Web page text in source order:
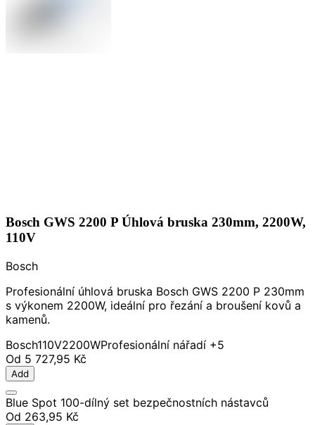
Bosch GWS 2200 P Úhlová bruska 230mm, 2200W,
110V
Bosch
Profesionální úhlová bruska Bosch GWS 2200 P 230mm
s výkonem 2200W, ideální pro řezání a broušení kovů a
kamenů.
Bosch110V2200WProfesionální nářadí +5
Od 5 727,95 Kč
Add
Blue Spot 100-dílný set bezpečnostních nástavců
Od 263,95 Kč